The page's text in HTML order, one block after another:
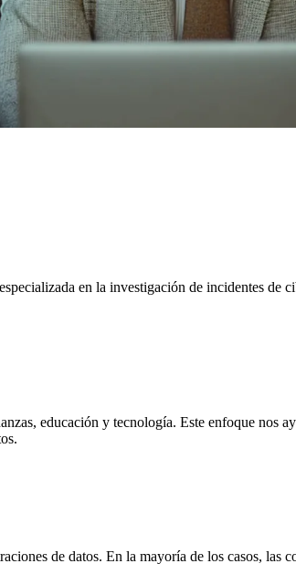
en la investigación de incidentes de
educación y tecnología. Este enfoque nos
de datos. En la mayoría de los casos,